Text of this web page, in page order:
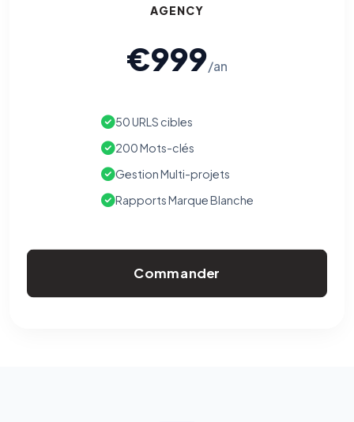
AGENCY
€999/an
50 URLS cibles
200 Mots-clés
Gestion Multi-projets
Rapports Marque Blanche
Commander